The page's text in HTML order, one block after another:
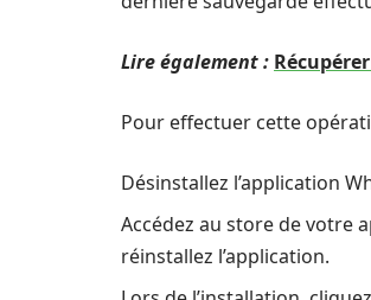
Lire également :
Pour effectuer cette
Désinstallez l’application
Accédez au store de votre
réinstallez l’application.